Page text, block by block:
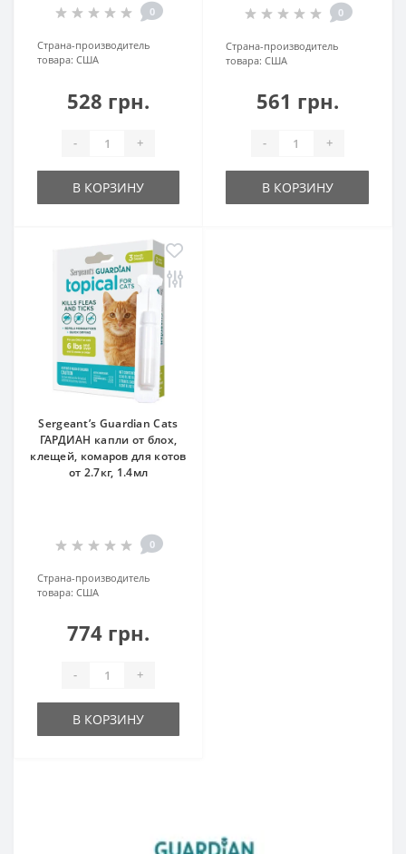
0
Страна-производитель
товара: США
528 грн.
- +
В КОРЗИНУ
0
Страна-производитель
товара: США
561 грн.
- +
В КОРЗИНУ
Sergeant’s Guardian Cats
ГАРДИАН капли от блох,
клещей, комаров для котов
от 2.7кг, 1.4мл
0
Страна-производитель
товара: США
774 грн.
- +
В КОРЗИНУ